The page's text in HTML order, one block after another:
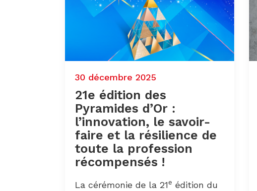
30 décembre 2025
21e édition des
Pyramides d’Or :
l’innovation, le savoir-
faire et la résilience de
toute la profession
récompensés !
La cérémonie de la 21e édition du